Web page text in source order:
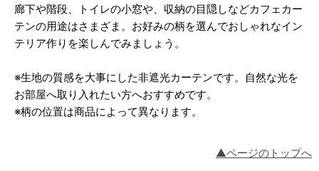
廊下や階段、トイレの小窓や、収納の目隠しなどカフェカー
テンの用途はさまざま。お好みの柄を選んでおしゃれなイン
テリア作りを楽しんでみましょう。
※生地の質感を大事にした非遮光カーテンです。自然な光を
お部屋へ取り入れたい方へおすすめです。
※柄の位置は商品によって異なります。
▲ページのトップへ